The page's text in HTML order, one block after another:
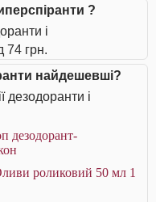
?
і
74 грн.
найдешевші?
дезодоранти і
дезодорант-
роликовий 50 мл 1